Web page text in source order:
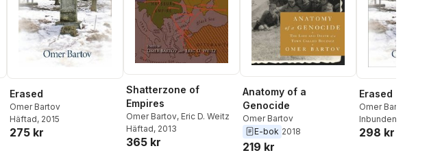
Erased
Omer Bartov
Häftad, 2015
275 kr
Shatterzone of
Empires
Omer Bartov, Eric D. Weitz
Häftad, 2013
365 kr
Anatomy of a
Genocide
Omer Bartov
E-bok 2018
219 kr
Erased
Omer Bartov
Inbunden
298 kr